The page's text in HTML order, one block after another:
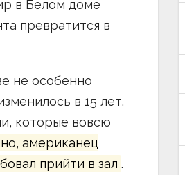
в Белом доме
превратится в
не особенно
в 15 лет.
которые вовсю
американец
прийти в зал .